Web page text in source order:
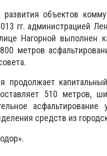
объектов
гг. администрацией
Нагорной выполнен
метров
продолжает
510 метров,
асфальтирование
средств из